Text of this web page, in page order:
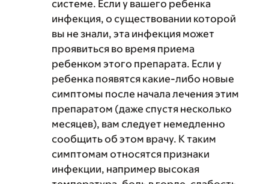
системе. Если у вашего ребенка
инфекция, о существовании которой
вы не знали, эта инфекция может
проявиться во время приема
ребенком этого препарата. Если у
ребенка появятся какие-либо новые
симптомы после начала лечения этим
препаратом (даже спустя несколько
месяцев), вам следует немедленно
сообщить об этом врачу. К таким
симптомам относятся признаки
инфекции, например высокая